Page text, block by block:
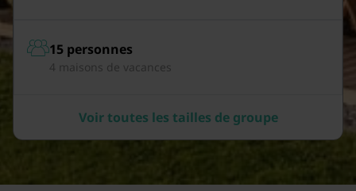
15 personnes
4 maisons de vacances
Voir toutes les tailles de groupe